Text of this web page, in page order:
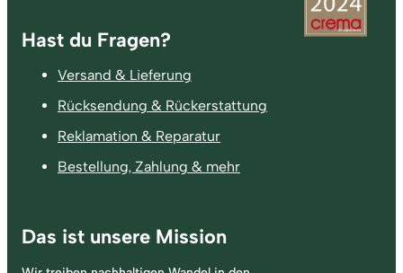
Fußzeile
Hast du Fragen?
Versand & Lieferung
Rücksendung & Rückerstattung
Reklamation & Reparatur
Bestellung, Zahlung & mehr
Das ist unsere Mission